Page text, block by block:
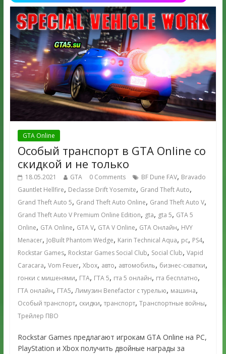
GTA Online
Особый транспорт в GTA Online со
скидкой и не только
18.05.2021 GTA 0 Comments BF Dune FAV, Bravado
Gauntlet Hellfire, Declasse Drift Yosemite, Grand Theft Auto,
Grand Theft Auto 5, Grand Theft Auto Online, Grand Theft Auto V,
Grand Theft Auto V Premium Online Edition, gta, gta 5, GTA 5
Online, GTA Online, GTA V, GTA V Online, GTA Онлайн, HVY
Menacer, JoBuilt Phantom Wedge, Karin Technical Aqua, pc, PS4,
Rockstar Games, Rockstar Games Social Club, Social Club, Vapid
Caracara, Vom Feuer, Xbox, авто, автомобиль, бизнес-схватки,
гонки с мишенями, ГТА, ГТА 5, гта 5 онлайн, гта бесплатно,
ГТА онлайн, ГТА5,Лимузин Benefactor с турелью, машина,
Особый транспорт, скидки, транспорт, Транспортные войны,
Трейлер ПВО
Rockstar Games предлагают игрокам GTA Online на PC,
PlayStation и Xbox получить двойные награды за